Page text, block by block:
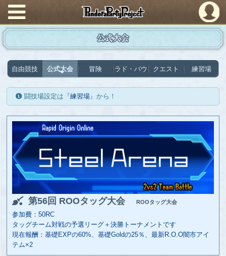
PandoraPartyProject
公式大会
自由競技 公式大会 冒険 ラド・バウ クエスト 練習場
闘技場設定は『練習場』から！
第56回 ROOタッグ大会 ROOタッグ大会
参加費：50RC
タッグチーム対戦の予選リーグ＋決勝トーナメントです
現在報酬：基礎EXPの60%、基礎Goldの25％、最新R.O.O闇市アイ
テム×2